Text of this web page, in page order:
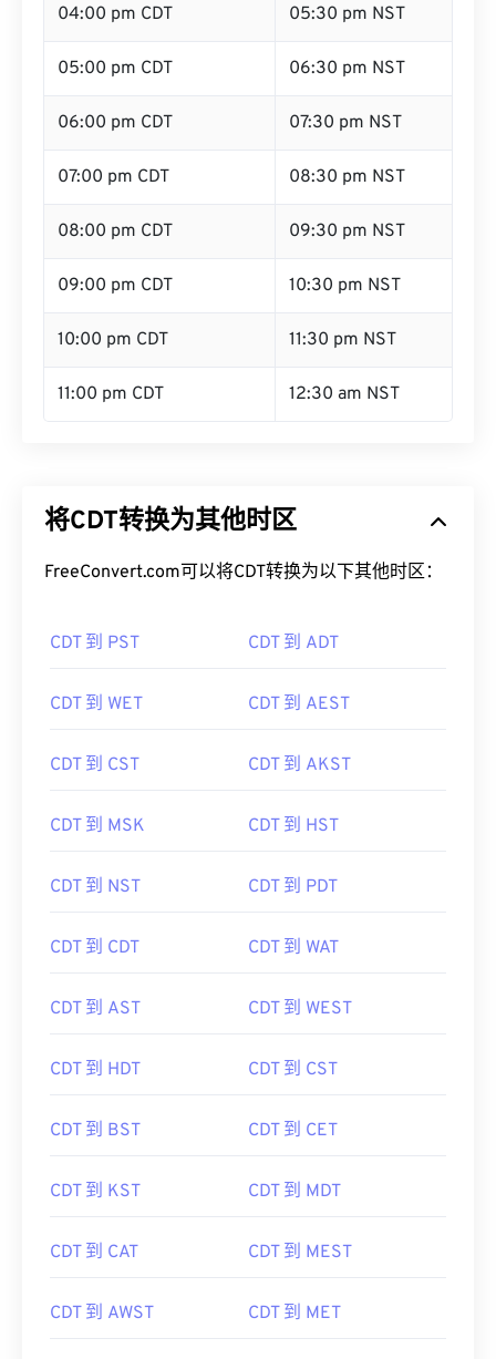
04:00 pm CDT 05:30 pm NST
05:00 pm CDT 06:30 pm NST
06:00 pm CDT 07:30 pm NST
07:00 pm CDT 08:30 pm NST
08:00 pm CDT 09:30 pm NST
09:00 pm CDT 10:30 pm NST
10:00 pm CDT 11:30 pm NST
11:00 pm CDT 12:30 am NST
将CDT转换为其他时区
FreeConvert.com可以将CDT转换为以下其他时区：
CDT 到 PST CDT 到 ADT
CDT 到 WET CDT 到 AEST
CDT 到 CST CDT 到 AKST
CDT 到 MSK CDT 到 HST
CDT 到 NST CDT 到 PDT
CDT 到 CDT CDT 到 WAT
CDT 到 AST CDT 到 WEST
CDT 到 HDT CDT 到 CST
CDT 到 BST CDT 到 CET
CDT 到 KST CDT 到 MDT
CDT 到 CAT CDT 到 MEST
CDT 到 AWST CDT 到 MET